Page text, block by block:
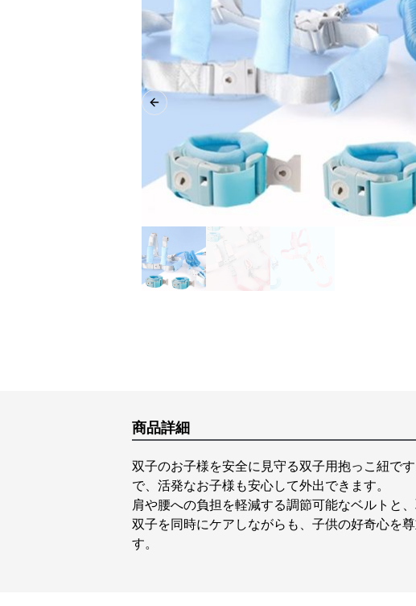
Previous slide
商品詳細
双子のお子様を安全に見守る双子用抱っこ紐で
で、活発なお子様も安心して外出できます。
肩や腰への負担を軽減する調節可能なベルトと
双子を同時にケアしながらも、子供の好奇心を
す。